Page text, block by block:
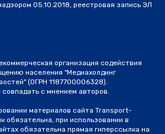
05.10.2018, реестровая запись ЭЛ
организация содействия
населения "Медиахолдинг
(ОГРН 1187700006328).
с мнением авторов.
материалов сайта Transport-
обязательна, при использовании в
обязательна прямая гиперссылка на